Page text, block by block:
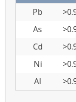
Pb
As
Cd
Ni
Al